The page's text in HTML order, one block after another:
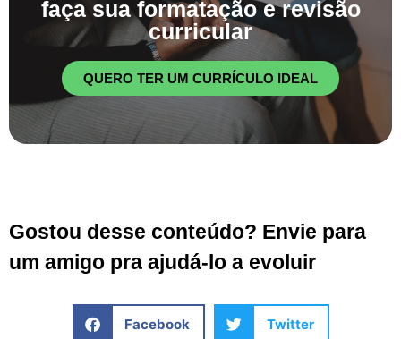
faça sua formatação e revisão
curricular
QUERO TER UM CURRÍCULO IDEAL
Gostou desse conteúdo? Envie para
um amigo pra ajudá-lo a evoluir
Facebook Twitter